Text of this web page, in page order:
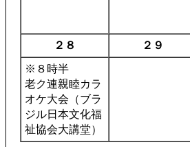
２８ ２９
※８時半
老ク連親睦カラ
オケ大会（ブラ
ジル日本文化福
祉協会大講堂）